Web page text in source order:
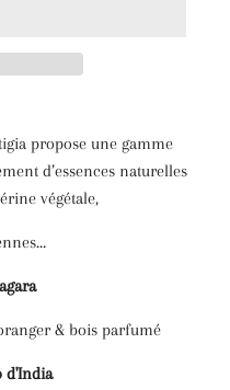
propose une gamme
d’essences naturelles
végétale,
& bois parfumé
d'India